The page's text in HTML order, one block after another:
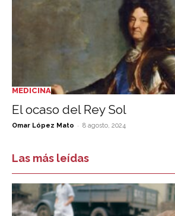
MEDICINA
El ocaso del Rey Sol
Omar López Mato - 8 agosto, 2024
Las más leídas